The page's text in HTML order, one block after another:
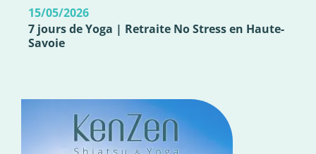
15/05/2026
7 jours de Yoga | Retraite No Stress en Haute-
Savoie